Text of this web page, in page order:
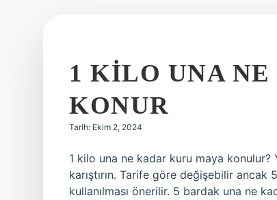
1 KILO UNA
KONUR
Tarih: Ekim 2, 2024
1 kilo una ne kadar kuru maya konulur?
karıştırın. Tarife göre değişebilir
kullanılması önerilir. 5 bardak una ne